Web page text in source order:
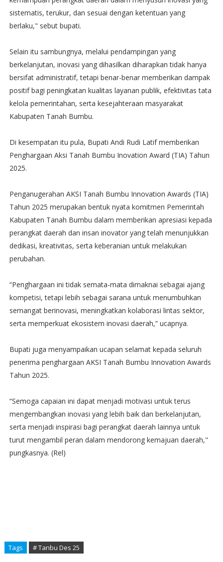
sistematis, terukur, dan sesuai dengan ketentuan yang
berlaku," sebut bupati.
Selain itu sambungnya, melalui pendampingan yang
berkelanjutan, inovasi yang dihasilkan diharapkan tidak hanya
bersifat administratif, tetapi benar-benar memberikan dampak
positif bagi peningkatan kualitas layanan publik, efektivitas tata
kelola pemerintahan, serta kesejahteraan masyarakat
Kabupaten Tanah Bumbu.
Di kesempatan itu pula, Bupati Andi Rudi Latif memberikan
Penghargaan Aksi Tanah Bumbu Inovation Award (TIA) Tahun
2025.
Penganugerahan AKSI Tanah Bumbu Innovation Awards (TIA)
Tahun 2025 merupakan bentuk nyata komitmen Pemerintah
Kabupaten Tanah Bumbu dalam memberikan apresiasi kepada
perangkat daerah dan insan inovator yang telah menunjukkan
dedikasi, kreativitas, serta keberanian untuk melakukan
perubahan.
“Penghargaan ini tidak semata-mata dimaknai sebagai ajang
kompetisi, tetapi lebih sebagai sarana untuk menumbuhkan
semangat berinovasi, meningkatkan kolaborasi lintas sektor,
serta memperkuat ekosistem inovasi daerah,” ucapnya.
Bupati juga menyampaikan ucapan selamat kepada seluruh
penerima penghargaan AKSI Tanah Bumbu Innovation Awards
Tahun 2025.
“Semoga capaian ini dapat menjadi motivasi untuk terus
mengembangkan inovasi yang lebih baik dan berkelanjutan,
serta menjadi inspirasi bagi perangkat daerah lainnya untuk
turut mengambil peran dalam mendorong kemajuan daerah,"
pungkasnya. (Rel)
Tags # Tanbu Des 25